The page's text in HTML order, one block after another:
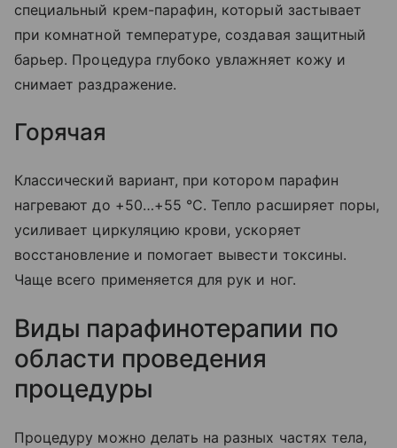
специальный крем-парафин, который застывает
при комнатной температуре, создавая защитный
барьер. Процедура глубоко увлажняет кожу и
снимает раздражение.
Горячая
Классический вариант, при котором парафин
нагревают до +50…+55 °C. Тепло расширяет поры,
усиливает циркуляцию крови, ускоряет
восстановление и помогает вывести токсины.
Чаще всего применяется для рук и ног.
Виды парафинотерапии по
области проведения
процедуры
Процедуру можно делать на разных частях тела,